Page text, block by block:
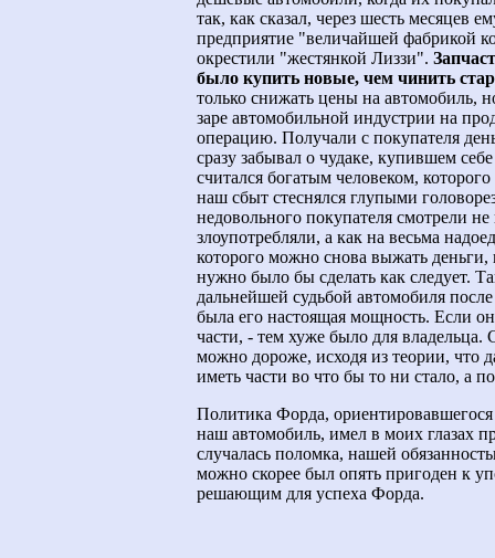
так, как сказал, через шесть
предприятие "величайшей фабрикой
окрестили "жестянкой Лиззи".
было купить новые, чем чинить
только снижать цены на автомобиль,
заре автомобильной индустрии на
операцию. Получали с покупателя
сразу забывал о чудаке, купившем
считался богатым человеком,
наш сбыт стеснялся глупыми
недовольного покупателя смотрели
злоупотребляли, а как на весьма
которого можно снова выжать деньги,
нужно было бы сделать как следует.
дальнейшей судьбой автомобиля
была его настоящая мощность. Если
части, - тем хуже было для владельца.
можно дороже, исходя из теории, что
иметь части во что бы то ни стало, а
Политика Форда,
наш автомобиль, имел в моих глазах
случалась поломка, нашей
можно скорее был опять пригоден к
решающим для успеха Форда.